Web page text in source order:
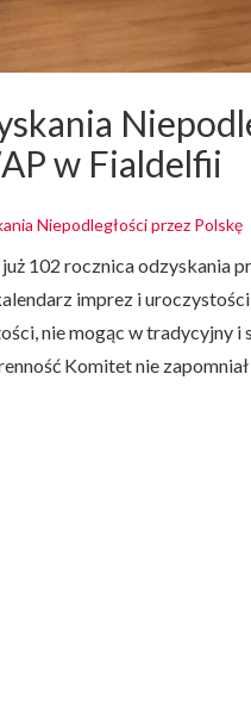
w Fialdelfii
Niepodległości przez Polskę
102 rocznica odzyskania
imprez i
nie mogąc w tradycyjny
Komitet nie